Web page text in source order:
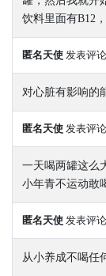
饮料里面有B12
匿名天使 发表评
对心脏有影响的
匿名天使 发表评
一天喝两罐这么
小年青不运动敢
匿名天使 发表评
从小养成不喝任